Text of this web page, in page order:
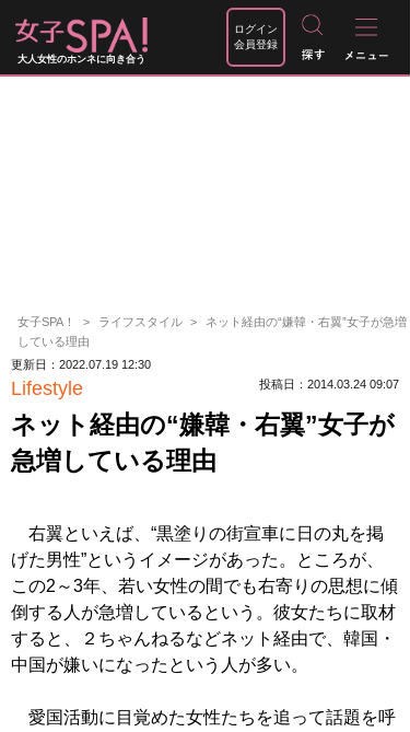
大人女性のホンネに向き合う
ログイン
会員登録
女子SPA！ ライフスタイル
ネット経由の“嫌韓・右翼”女子が急増
している理由
更新日：2022.07.19 12:30
Lifestyle 投稿日：2014.03.24 09:07
ネット経由の“嫌韓・右翼”女子が
急増している理由
右翼といえば、“黒塗りの街宣車に日の丸を掲
げた男性”というイメージがあった。ところが、
この2～3年、若い女性の間でも右寄りの思想に傾
倒する人が急増しているという。彼女たちに取材
すると、２ちゃんねるなどネット経由で、韓国・
中国が嫌いになったという人が多い。
愛国活動に目覚めた女性たちを追って話題を呼